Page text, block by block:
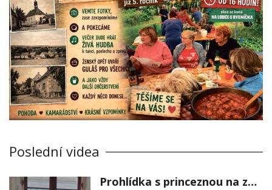
Poslední videa
Prohlídka s princeznou na zámku Stekník